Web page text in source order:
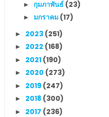
► กุมภาพันธ์ (23)
► มกราคม (17)
► 2023 (251)
► 2022 (168)
► 2021 (190)
► 2020 (273)
► 2019 (247)
► 2018 (300)
► 2017 (236)